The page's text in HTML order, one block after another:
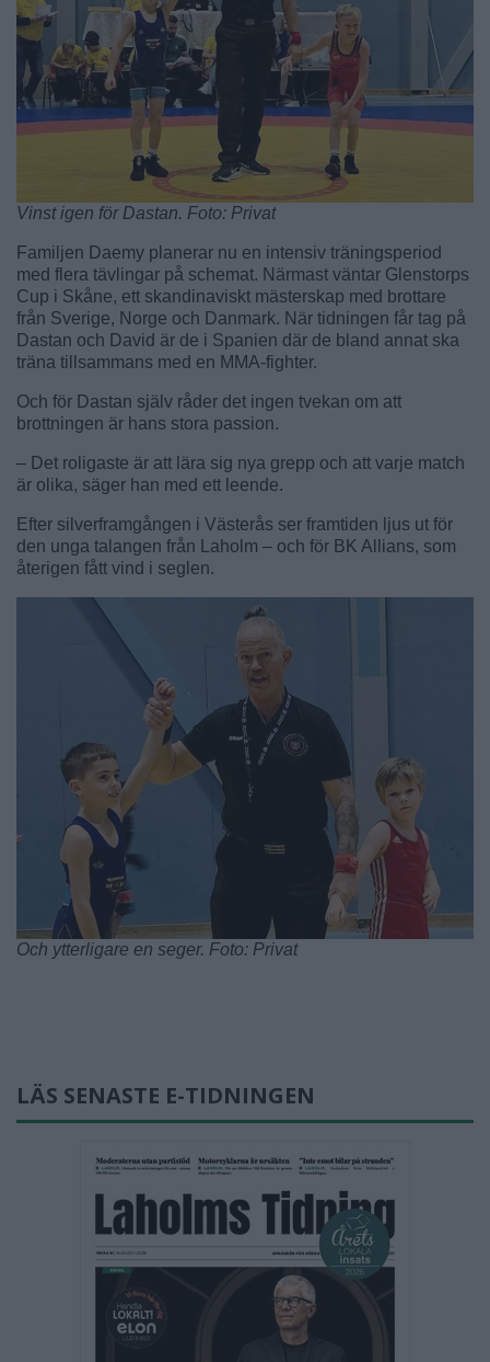
Vinst igen för Dastan. Foto: Privat
Familjen Daemy planerar nu en intensiv träningsperiod
med flera tävlingar på schemat. Närmast väntar Glenstorps
Cup i Skåne, ett skandinaviskt mästerskap med brottare
från Sverige, Norge och Danmark. När tidningen får tag på
Dastan och David är de i Spanien där de bland annat ska
träna tillsammans med en MMA-fighter.
Och för Dastan själv råder det ingen tvekan om att
brottningen är hans stora passion.
– Det roligaste är att lära sig nya grepp och att varje match
är olika, säger han med ett leende.
Efter silverframgången i Västerås ser framtiden ljus ut för
den unga talangen från Laholm – och för BK Allians, som
återigen fått vind i seglen.
Och ytterligare en seger. Foto: Privat
LÄS SENASTE E-TIDNINGEN